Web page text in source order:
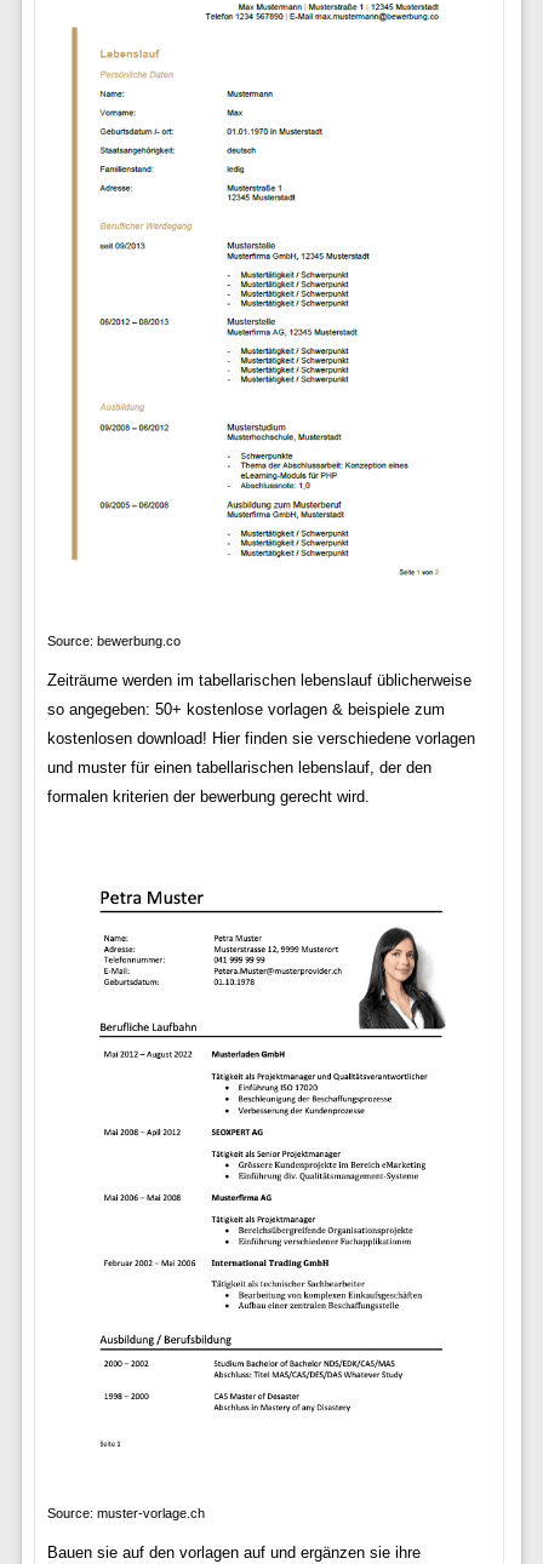
Source: bewerbung.co
Zeiträume werden im tabellarischen lebenslauf üblicherweise
so angegeben: 50+ kostenlose vorlagen & beispiele zum
kostenlosen download! Hier finden sie verschiedene vorlagen
und muster für einen tabellarischen lebenslauf, der den
formalen kriterien der bewerbung gerecht wird.
Source: muster-vorlage.ch
Bauen sie auf den vorlagen auf und ergänzen sie ihre